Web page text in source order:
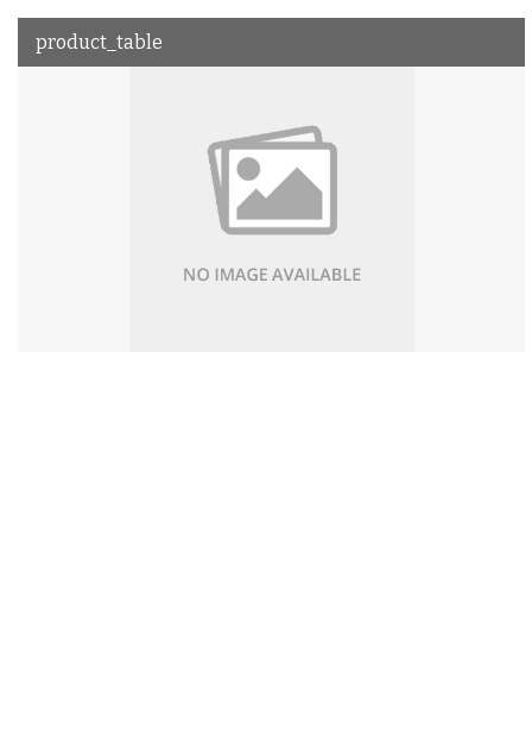
product_table